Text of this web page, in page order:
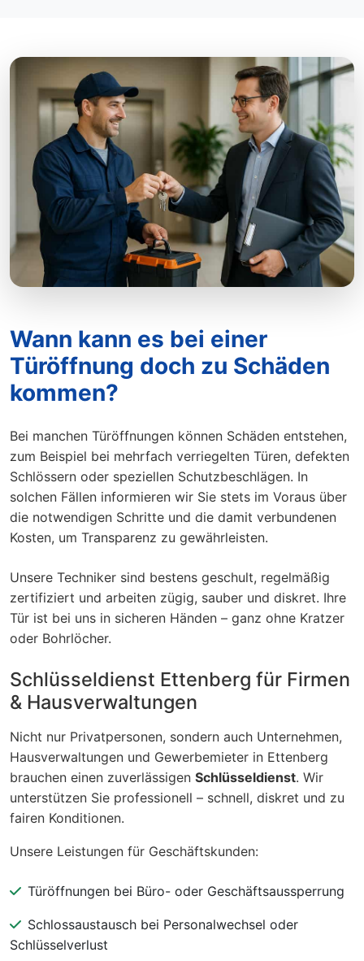
Wann kann es bei einer
Türöffnung doch zu Schäden
kommen?
Bei manchen Türöffnungen können Schäden entstehen,
zum Beispiel bei mehrfach verriegelten Türen, defekten
Schlössern oder speziellen Schutzbeschlägen. In
solchen Fällen informieren wir Sie stets im Voraus über
die notwendigen Schritte und die damit verbundenen
Kosten, um Transparenz zu gewährleisten.
Unsere Techniker sind bestens geschult, regelmäßig
zertifiziert und arbeiten zügig, sauber und diskret. Ihre
Tür ist bei uns in sicheren Händen – ganz ohne Kratzer
oder Bohrlöcher.
Schlüsseldienst Ettenberg für Firmen
& Hausverwaltungen
Nicht nur Privatpersonen, sondern auch Unternehmen,
Hausverwaltungen und Gewerbemieter in Ettenberg
brauchen einen zuverlässigen Schlüsseldienst. Wir
unterstützen Sie professionell – schnell, diskret und zu
fairen Konditionen.
Unsere Leistungen für Geschäftskunden:
Türöffnungen bei Büro- oder Geschäftsaussperrung
Schlossaustausch bei Personalwechsel oder
Schlüsselverlust